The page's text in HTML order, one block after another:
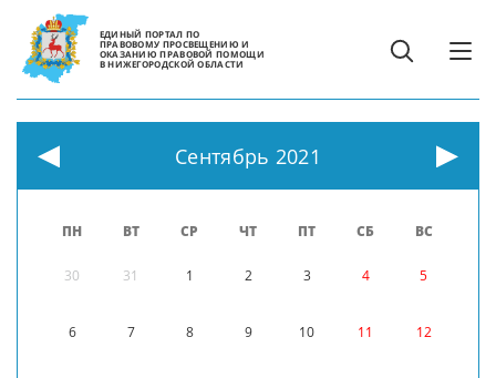
ЕДИНЫЙ ПОРТАЛ ПО
ПРАВОВОМУ ПРОСВЕЩЕНИЮ И
ОКАЗАНИЮ ПРАВОВОЙ ПОМОЩИ
В НИЖЕГОРОДСКОЙ ОБЛАСТИ
Сентябрь 2021
ПН ВТ СР ЧТ ПТ СБ ВС
30 31 1 2 3 4 5
6 7 8 9 10 11 12